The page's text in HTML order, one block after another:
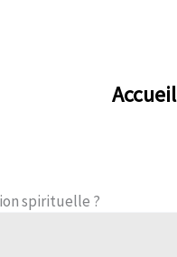
Accueil
spirituelle ?